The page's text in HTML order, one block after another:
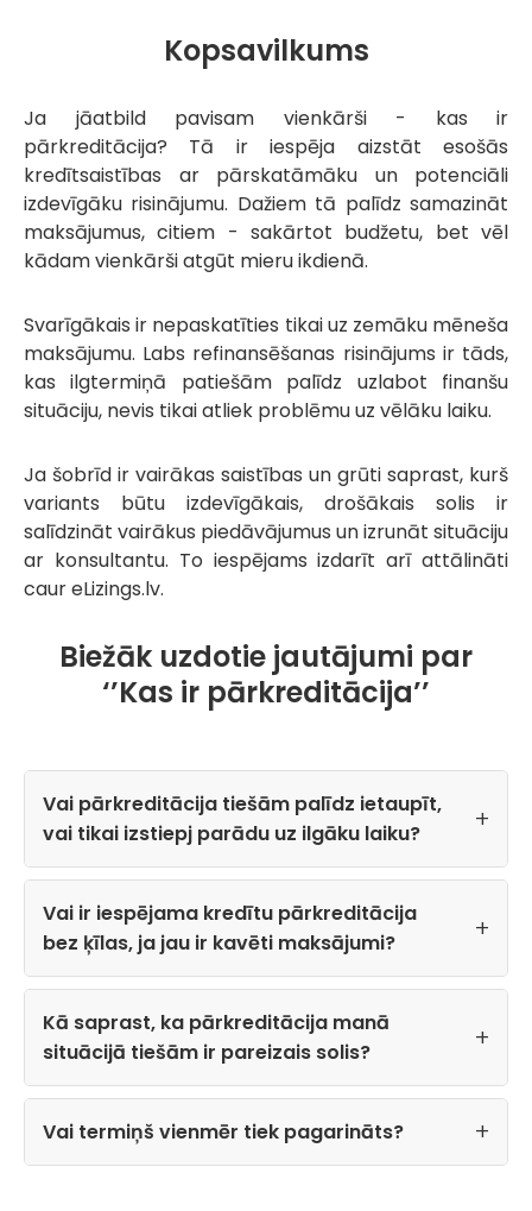
Kopsavilkums
Ja jāatbild pavisam vienkārši - kas ir
pārkreditācija? Tā ir iespēja aizstāt esošās
kredītsaistības ar pārskatāmāku un potenciāli
izdevīgāku risinājumu. Dažiem tā palīdz samazināt
maksājumus, citiem - sakārtot budžetu, bet vēl
kādam vienkārši atgūt mieru ikdienā.
Svarīgākais ir nepaskatīties tikai uz zemāku mēneša
maksājumu. Labs refinansēšanas risinājums ir tāds,
kas ilgtermiņā patiešām palīdz uzlabot finanšu
situāciju, nevis tikai atliek problēmu uz vēlāku laiku.
Ja šobrīd ir vairākas saistības un grūti saprast, kurš
variants būtu izdevīgākais, drošākais solis ir
salīdzināt vairākus piedāvājumus un izrunāt situāciju
ar konsultantu. To iespējams izdarīt arī attālināti
caur eLizings.lv.
Biežāk uzdotie jautājumi par
‘’Kas ir pārkreditācija’’
Vai pārkreditācija tiešām palīdz ietaupīt,
vai tikai izstiepj parādu uz ilgāku laiku?
Vai ir iespējama kredītu pārkreditācija
bez ķīlas, ja jau ir kavēti maksājumi?
Kā saprast, ka pārkreditācija manā
situācijā tiešām ir pareizais solis?
Vai termiņš vienmēr tiek pagarināts?